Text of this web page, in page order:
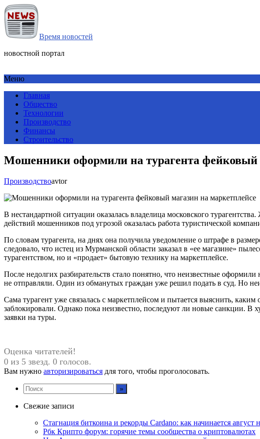
Время новостей
новостной портал
Меню
Главная
Общество
Технологии
Производство
Финансы
Строительство
Мошенники оформили на турагента фейковый
Производствоavtor
В нестандартной ситуации оказалась владелица московского
действий мошенников под угрозой оказалась работа туристической
По словам турагента, на днях она получила уведомление о штрафе в
следовало, что истец из Мурманской области заказал в «ее магазине»
турагентством, но и «продает» бытовую технику на маркетплейсе.
После недолгих разбирательств стало понятно, что неизвестные
не отправляли. Один из обманутых граждан уже решил подать в суд. Но
Сама турагент уже связалась с маркетплейсом и пытается выяснить,
заблокировали. Однако пока неизвестно, последуют ли новые санкции. В
заявки на туры.
Оценка читателей!
0 из 5 звезд. 0 голосов.
Вам нужно авторизироваться для того, чтобы проголосовать.
Свежие записи
Стагнация биткоина и рекорды Cardano: как начинается август
Рбк Крипто форум: горячие темы сообщества о криптовалютах